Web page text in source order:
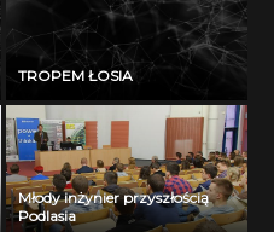
TROPEM ŁOSIA
Młody inżynier przyszłością
Podlasia